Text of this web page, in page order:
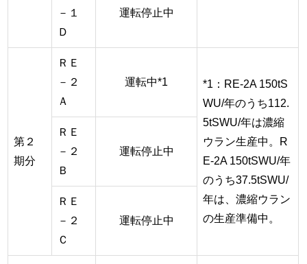
－１
Ｄ
運転停止中
第２
期分
ＲＥ
－２
Ａ
運転中*1
*1：RE-2A 150tS
WU/年のうち112.
5tSWU/年は濃縮
ウラン生産中。R
E-2A 150tSWU/年
のうち37.5tSWU/
年は、濃縮ウラン
の生産準備中。
ＲＥ
－２
Ｂ
運転停止中
ＲＥ
－２
Ｃ
運転停止中